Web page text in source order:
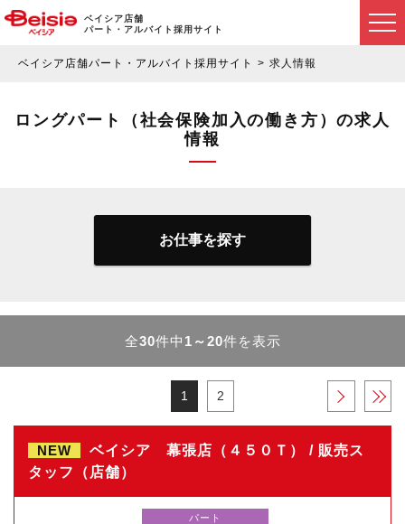
ベイシア店舗
パート・アルバイト採用サイト
ベイシア店舗パート・アルバイト採用サイト 求人情報
ロングパート（社会保険加入の働き方）の求人
情報
お仕事を探す
全30件中 1～20件を表示
1 2 › »
NEW
ベイシア 幕張店（４５０Ｔ） / 販売ス
タッフ（店舗）
パート